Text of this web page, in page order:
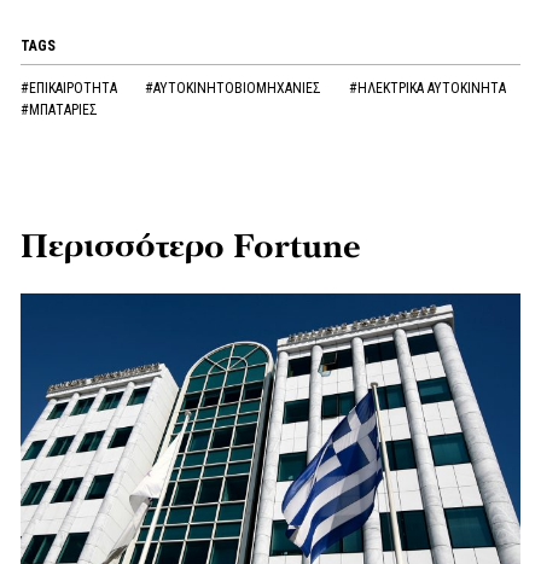
TAGS
#ΕΠΙΚΑΙΡΟΤΗΤΑ #ΑΥΤΟΚΙΝΗΤΟΒΙΟΜΗΧΑΝΙΕΣ
#ΗΛΕΚΤΡΙΚΑ ΑΥΤΟΚΙΝΗΤΑ
#ΜΠΑΤΑΡΙΕΣ
Περισσότερο Fortune